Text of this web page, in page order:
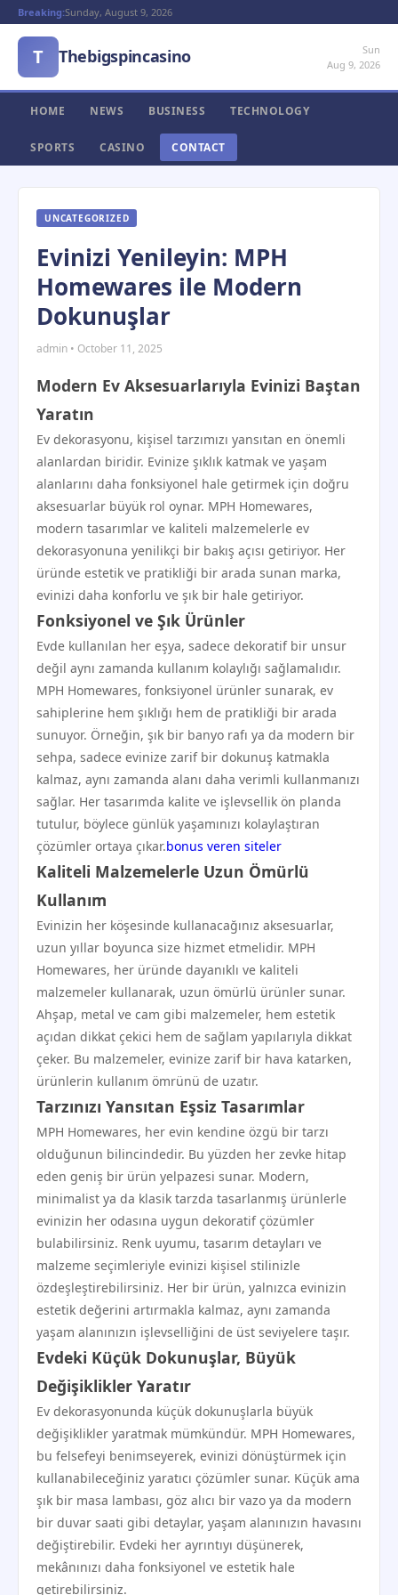
Breaking:Sunday, August 9, 2026
T Thebigspincasino
Sun
Aug 9, 2026
HOME NEWS BUSINESS TECHNOLOGY
SPORTS CASINO CONTACT
UNCATEGORIZED
Evinizi Yenileyin: MPH
Homewares ile Modern
Dokunuşlar
admin • October 11, 2025
Modern Ev Aksesuarlarıyla Evinizi Baştan
Yaratın
Ev dekorasyonu, kişisel tarzımızı yansıtan en önemli
alanlardan biridir. Evinize şıklık katmak ve yaşam
alanlarını daha fonksiyonel hale getirmek için doğru
aksesuarlar büyük rol oynar. MPH Homewares,
modern tasarımlar ve kaliteli malzemelerle ev
dekorasyonuna yenilikçi bir bakış açısı getiriyor. Her
üründe estetik ve pratikliği bir arada sunan marka,
evinizi daha konforlu ve şık bir hale getiriyor.
Fonksiyonel ve Şık Ürünler
Evde kullanılan her eşya, sadece dekoratif bir unsur
değil aynı zamanda kullanım kolaylığı sağlamalıdır.
MPH Homewares, fonksiyonel ürünler sunarak, ev
sahiplerine hem şıklığı hem de pratikliği bir arada
sunuyor. Örneğin, şık bir banyo rafı ya da modern bir
sehpa, sadece evinize zarif bir dokunuş katmakla
kalmaz, aynı zamanda alanı daha verimli kullanmanızı
sağlar. Her tasarımda kalite ve işlevsellik ön planda
tutulur, böylece günlük yaşamınızı kolaylaştıran
çözümler ortaya çıkar.bonus veren siteler
Kaliteli Malzemelerle Uzun Ömürlü
Kullanım
Evinizin her köşesinde kullanacağınız aksesuarlar,
uzun yıllar boyunca size hizmet etmelidir. MPH
Homewares, her üründe dayanıklı ve kaliteli
malzemeler kullanarak, uzun ömürlü ürünler sunar.
Ahşap, metal ve cam gibi malzemeler, hem estetik
açıdan dikkat çekici hem de sağlam yapılarıyla dikkat
çeker. Bu malzemeler, evinize zarif bir hava katarken,
ürünlerin kullanım ömrünü de uzatır.
Tarzınızı Yansıtan Eşsiz Tasarımlar
MPH Homewares, her evin kendine özgü bir tarzı
olduğunun bilincindedir. Bu yüzden her zevke hitap
eden geniş bir ürün yelpazesi sunar. Modern,
minimalist ya da klasik tarzda tasarlanmış ürünlerle
evinizin her odasına uygun dekoratif çözümler
bulabilirsiniz. Renk uyumu, tasarım detayları ve
malzeme seçimleriyle evinizi kişisel stilinizle
özdeşleştirebilirsiniz. Her bir ürün, yalnızca evinizin
estetik değerini artırmakla kalmaz, aynı zamanda
yaşam alanınızın işlevselliğini de üst seviyelere taşır.
Evdeki Küçük Dokunuşlar, Büyük
Değişiklikler Yaratır
Ev dekorasyonunda küçük dokunuşlarla büyük
değişiklikler yaratmak mümkündür. MPH Homewares,
bu felsefeyi benimseyerek, evinizi dönüştürmek için
kullanabileceğiniz yaratıcı çözümler sunar. Küçük ama
şık bir masa lambası, göz alıcı bir vazo ya da modern
bir duvar saati gibi detaylar, yaşam alanınızın havasını
değiştirebilir. Evdeki her ayrıntıyı düşünerek,
mekânınızı daha fonksiyonel ve estetik hale
getirebilirsiniz.